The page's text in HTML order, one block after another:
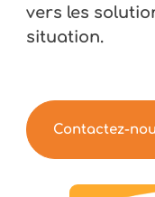
vers les
situation.
Contactez-